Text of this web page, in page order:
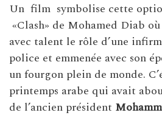
Un film symbolise cette
«Clash» de Mohamed Diab
avec talent le rôle d’une
police et emmenée avec son
un fourgon plein de monde.
printemps arabe qui avait
de l’ancien président